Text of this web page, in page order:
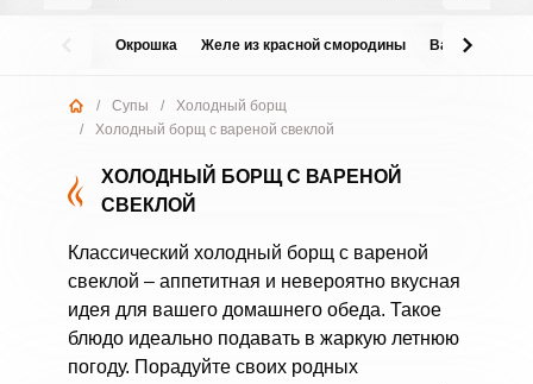
Окрошка Желе из красной смородины Варенье из
/ Супы /
Холодный борщ
/
Холодный борщ с вареной свеклой
ХОЛОДНЫЙ БОРЩ С ВАРЕНОЙ
СВЕКЛОЙ
Классический холодный борщ с вареной
свеклой – аппетитная и невероятно вкусная
идея для вашего домашнего обеда. Такое
блюдо идеально подавать в жаркую летнюю
погоду. Порадуйте своих родных